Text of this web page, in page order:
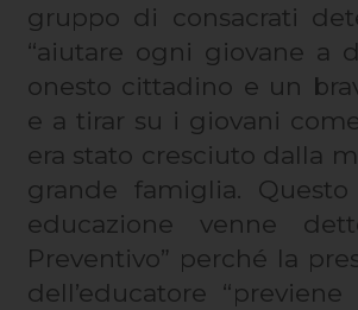
gruppo di consacrati
“aiutare ogni giovane a
onesto cittadino e un
e a tirar su i giovani
era stato cresciuto dalla
grande famiglia.
educazione venne
Preventivo” perché la
dell’educatore